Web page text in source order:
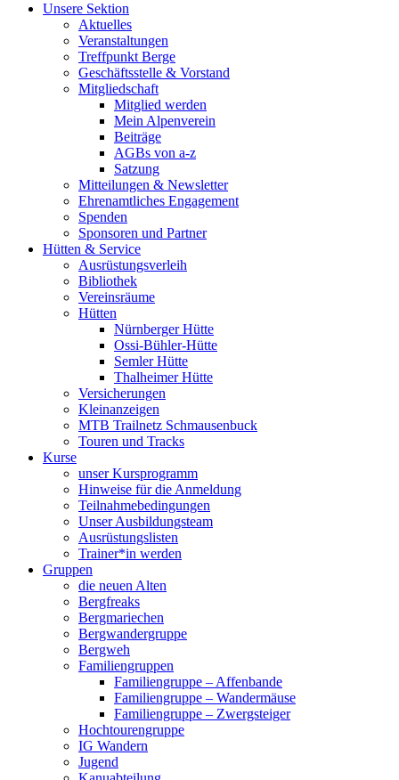
Unsere Sektion
Aktuelles
Veranstaltungen
Treffpunkt Berge
Geschäftsstelle & Vorstand
Mitgliedschaft
Mitglied werden
Mein Alpenverein
Beiträge
AGBs von a-z
Satzung
Mitteilungen & Newsletter
Ehrenamtliches Engagement
Spenden
Sponsoren und Partner
Hütten & Service
Ausrüstungsverleih
Bibliothek
Vereinsräume
Hütten
Nürnberger Hütte
Ossi-Bühler-Hütte
Semler Hütte
Thalheimer Hütte
Versicherungen
Kleinanzeigen
MTB Trailnetz Schmausenbuck
Touren und Tracks
Kurse
unser Kursprogramm
Hinweise für die Anmeldung
Teilnahmebedingungen
Unser Ausbildungsteam
Ausrüstungslisten
Trainer*in werden
Gruppen
die neuen Alten
Bergfreaks
Bergmariechen
Bergwandergruppe
Bergweh
Familiengruppen
Familiengruppe – Affenbande
Familiengruppe – Wandermäuse
Familiengruppe – Zwergsteiger
Hochtourengruppe
IG Wandern
Jugend